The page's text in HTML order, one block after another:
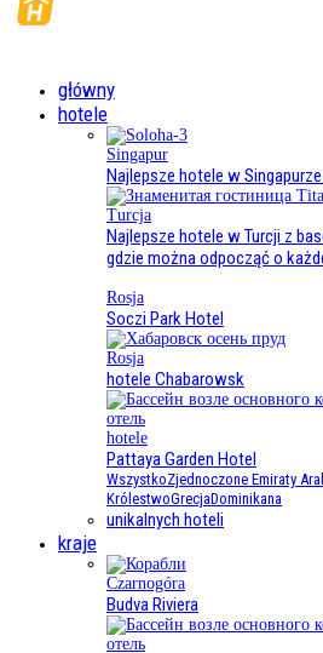
główny
hotele
Singapur
Najlepsze hotele w
Turcja
Najlepsze hotele w Turcji z
gdzie można odpocząć o
Rosja
Soczi Park Hotel
Rosja
hotele Chabarowsk
hotele
Pattaya Garden Hotel
WszystkoZjednoczone Emiraty
KrólestwoGrecjaDominikana
unikalnych hoteli
kraje
Czarnogóra
Budva Riviera